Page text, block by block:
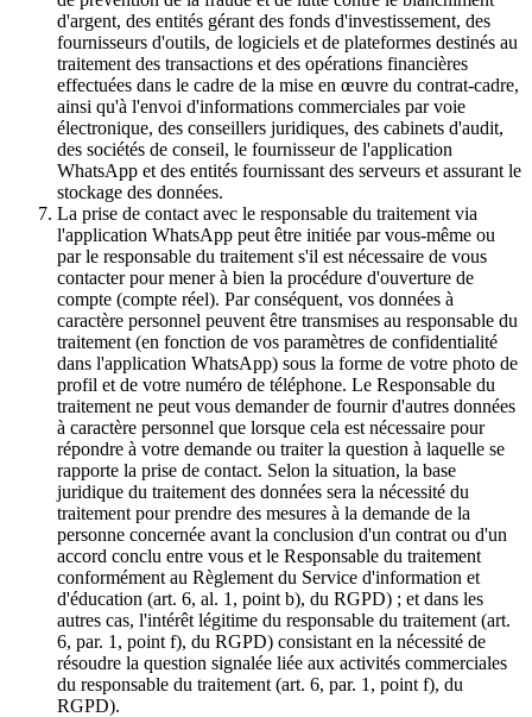
d'argent, des entités gérant des fonds d'investissement, des
fournisseurs d'outils, de logiciels et de plateformes destinés au
traitement des transactions et des opérations financières
effectuées dans le cadre de la mise en œuvre du contrat-cadre,
ainsi qu'à l'envoi d'informations commerciales par voie
électronique, des conseillers juridiques, des cabinets d'audit,
des sociétés de conseil, le fournisseur de l'application
WhatsApp et des entités fournissant des serveurs et assurant le
stockage des données.
La prise de contact avec le responsable du traitement via
l'application WhatsApp peut être initiée par vous-même ou
par le responsable du traitement s'il est nécessaire de vous
contacter pour mener à bien la procédure d'ouverture de
compte (compte réel). Par conséquent, vos données à
caractère personnel peuvent être transmises au responsable du
traitement (en fonction de vos paramètres de confidentialité
dans l'application WhatsApp) sous la forme de votre photo de
profil et de votre numéro de téléphone. Le Responsable du
traitement ne peut vous demander de fournir d'autres données
à caractère personnel que lorsque cela est nécessaire pour
répondre à votre demande ou traiter la question à laquelle se
rapporte la prise de contact. Selon la situation, la base
juridique du traitement des données sera la nécessité du
traitement pour prendre des mesures à la demande de la
personne concernée avant la conclusion d'un contrat ou d'un
accord conclu entre vous et le Responsable du traitement
conformément au Règlement du Service d'information et
d'éducation (art. 6, al. 1, point b), du RGPD) ; et dans les
autres cas, l'intérêt légitime du responsable du traitement (art.
6, par. 1, point f), du RGPD) consistant en la nécessité de
résoudre la question signalée liée aux activités commerciales
du responsable du traitement (art. 6, par. 1, point f), du
RGPD).